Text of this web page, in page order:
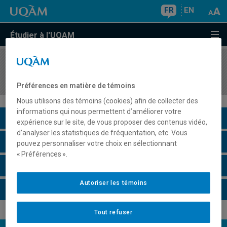
FR EN
Étudier à l'UQAM
COURS//
Description du cours
Horaire - Été 2026
Préférences en matière de témoins
Nous utilisons des témoins (cookies) afin de collecter des
informations qui nous permettent d’améliorer votre
expérience sur le site, de vous proposer des contenus vidéo,
d’analyser les statistiques de fréquentation, etc. Vous
pouvez personnaliser votre choix en sélectionnant
« Préférences ».
Tout refuser
Autoriser les témoins